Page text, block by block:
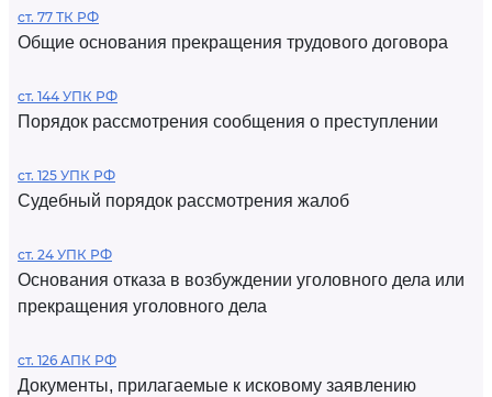
ст. 77 ТК РФ
Общие основания прекращения трудового договора
ст. 144 УПК РФ
Порядок рассмотрения сообщения о преступлении
ст. 125 УПК РФ
Судебный порядок рассмотрения жалоб
ст. 24 УПК РФ
Основания отказа в возбуждении уголовного дела или
прекращения уголовного дела
ст. 126 АПК РФ
Документы, прилагаемые к исковому заявлению